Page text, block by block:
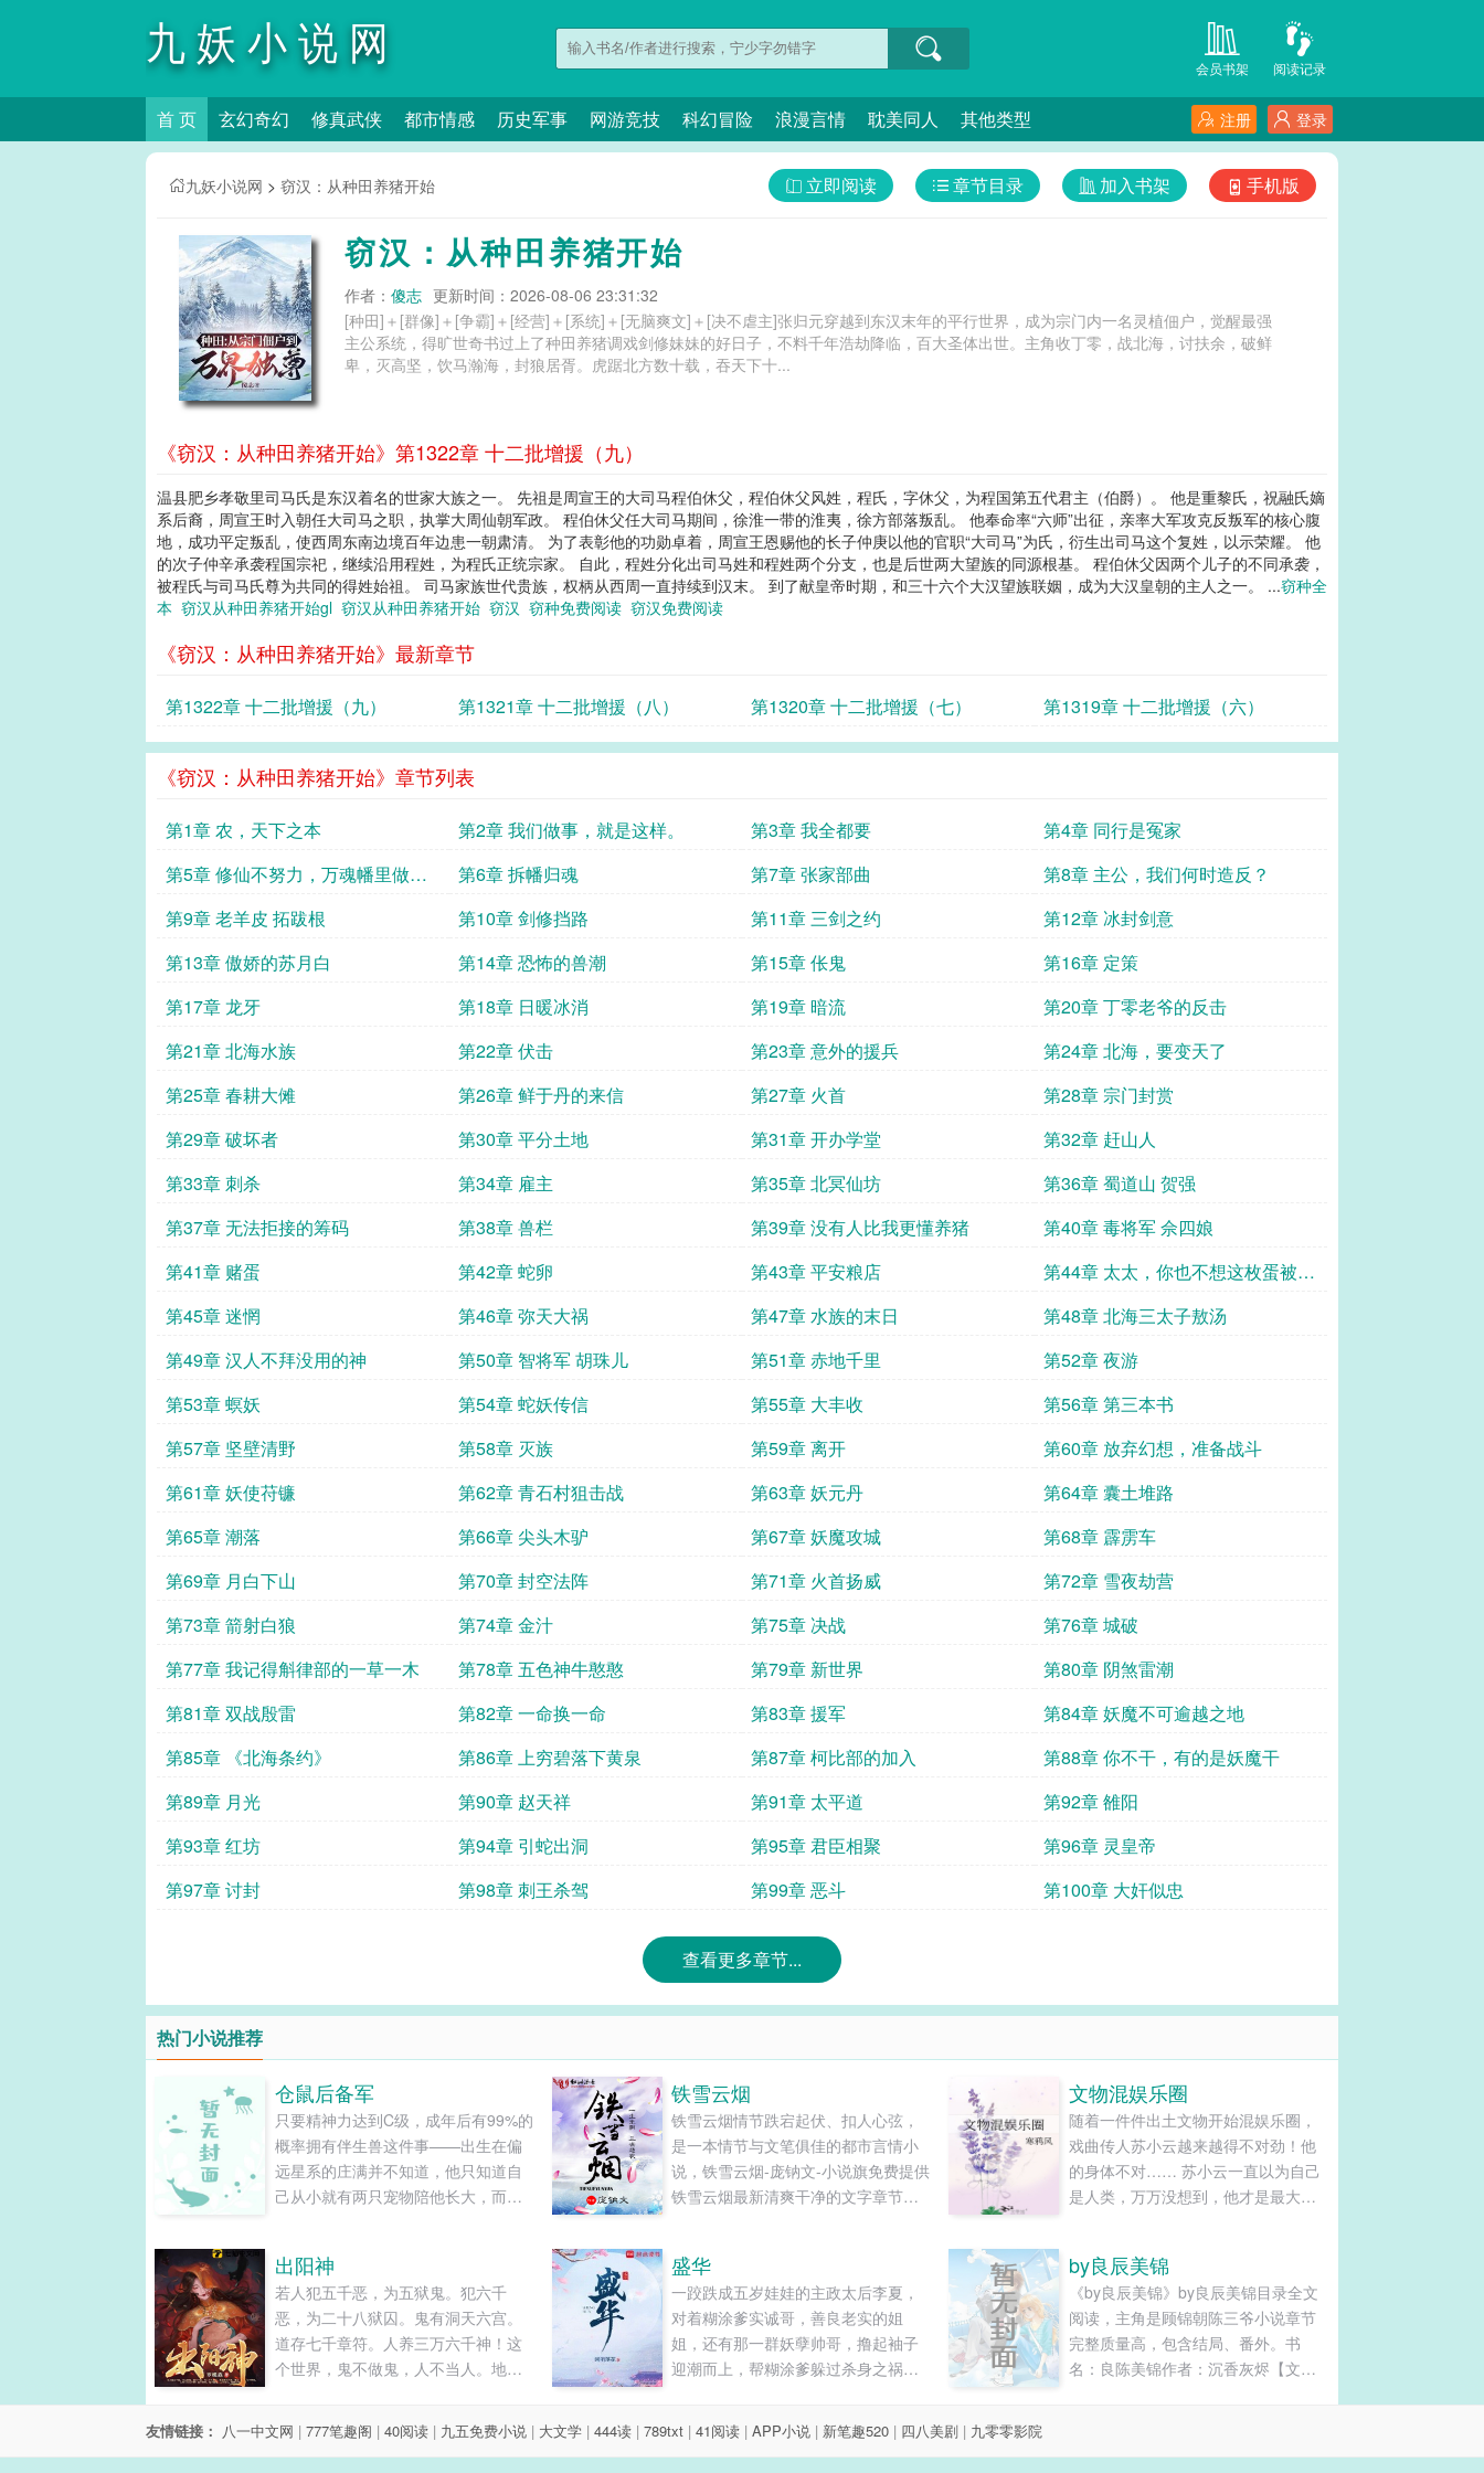
九妖小说网 阅读记录
会员书架
首 页 玄幻奇幻 修真武侠 都市情感 历史军事 网游竞技 科幻冒险 浪漫言情 耽美同人 其他类型 登录
注册
九妖小说网 > 窃汉：从种田养猪开始 手机版
加入书架
章节目录
立即阅读
窃汉：从种田养猪开始
作者： 傻志 更新时间：2026-08-06 23:31:32
[种田]＋[群像]＋[争霸]＋[经营]＋[系统]＋[无脑爽文]＋[决不虐主]张归元穿越到东汉末年的平行世界，成为宗门内一名灵植佃户，觉醒最强
主公系统，得旷世奇书过上了种田养猪调戏剑修妹妹的好日子，不料千年浩劫降临，百大圣体出世。主角收丁零，战北海，讨扶余，破鲜
卑，灭高坚，饮马瀚海，封狼居胥。虎踞北方数十载，吞天下十...
《窃汉：从种田养猪开始》第1322章 十二批增援（九）
温县肥乡孝敬里司马氏是东汉着名的世家大族之一。 先祖是周宣王的大司马程伯休父，程伯休父风姓，程氏，字休父，为程国第五代君主（伯爵）。 他是重黎氏，祝融氏嫡
系后裔，周宣王时入朝任大司马之职，执掌大周仙朝军政。 程伯休父任大司马期间，徐淮一带的淮夷，徐方部落叛乱。 他奉命率“六师”出征，亲率大军攻克反叛军的核心腹
地，成功平定叛乱，使西周东南边境百年边患一朝肃清。 为了表彰他的功勋卓着，周宣王恩赐他的长子仲庚以他的官职“大司马”为氏，衍生出司马这个复姓，以示荣耀。 他
的次子仲辛承袭程国宗祀，继续沿用程姓，为程氏正统宗家。 自此，程姓分化出司马姓和程姓两个分支，也是后世两大望族的同源根基。 程伯休父因两个儿子的不同承袭，
被程氏与司马氏尊为共同的得姓始祖。 司马家族世代贵族，权柄从西周一直持续到汉末。 到了献皇帝时期，和三十六个大汉望族联姻，成为大汉皇朝的主人之一。 ...窃种全
本 窃汉从种田养猪开始gl 窃汉从种田养猪开始 窃汉 窃种免费阅读 窃汉免费阅读
《窃汉：从种田养猪开始》最新章节
第1322章 十二批增援（九） 第1321章 十二批增援（八） 第1320章 十二批增援（七） 第1319章 十二批增援（六）
《窃汉：从种田养猪开始》章节列表
第1章 农，天下之本 第2章 我们做事，就是这样。 第3章 我全都要
第4章 同行是冤家
第5章 修仙不努力，万魂幡里做兄
弟
第6章 拆幡归魂 第7章 张家部曲
第8章 主公，我们何时造反？
第9章 老羊皮 拓跋根
第10章 剑修挡路 第11章 三剑之约
第12章 冰封剑意
第13章 傲娇的苏月白
第14章 恐怖的兽潮 第15章 伥鬼
第16章 定策
第17章 龙牙
第18章 日暖冰消 第19章 暗流
第20章 丁零老爷的反击
第21章 北海水族
第22章 伏击 第23章 意外的援兵
第24章 北海，要变天了
第25章 春耕大傩
第26章 鲜于丹的来信 第27章 火首
第28章 宗门封赏
第29章 破坏者
第30章 平分土地 第31章 开办学堂
第32章 赶山人
第33章 刺杀
第34章 雇主 第35章 北冥仙坊
第36章 蜀道山 贺强
第37章 无法拒接的筹码
第38章 兽栏 第39章 没有人比我更懂养猪
第40章 毒将军 佘四娘
第41章 赌蛋
第42章 蛇卵 第43章 平安粮店
第44章 太太，你也不想这枚蛋被打
碎吧？
第45章 迷惘 第46章 弥天大祸 第47章 水族的末日
第48章 北海三太子敖汤
第49章 汉人不拜没用的神
第50章 智将军 胡珠儿 第51章 赤地千里
第52章 夜游
第53章 螟妖
第54章 蛇妖传信 第55章 大丰收
第56章 第三本书
第57章 坚壁清野
第58章 灭族 第59章 离开
第60章 放弃幻想，准备战斗
第61章 妖使苻镰
第62章 青石村狙击战 第63章 妖元丹
第64章 囊土堆路
第65章 潮落
第66章 尖头木驴 第67章 妖魔攻城
第68章 霹雳车
第69章 月白下山
第70章 封空法阵 第71章 火首扬威
第72章 雪夜劫营
第73章 箭射白狼
第74章 金汁 第75章 决战
第76章 城破
第77章 我记得斛律部的一草一木
第78章 五色神牛憨憨 第79章 新世界
第80章 阴煞雷潮
第81章 双战殷雷
第82章 一命换一命 第83章 援军
第84章 妖魔不可逾越之地
第85章 《北海条约》
第86章 上穷碧落下黄泉 第87章 柯比部的加入
第88章 你不干，有的是妖魔干
第89章 月光
第90章 赵天祥 第91章 太平道
第92章 雒阳
第93章 红坊
第94章 引蛇出洞 第95章 君臣相聚
第96章 灵皇帝
第97章 讨封
第98章 刺王杀驾 第99章 恶斗 第100章 大奸似忠
查看更多章节...
热门小说推荐
仓鼠后备军
只要精神力达到C级，成年后有99%的
概率拥有伴生兽这件事——出生在偏
远星系的庄满并不知道，他只知道自
己从小就有两只宠物陪他长大，而身
他让两只小宠物离开精神识海，跑回
宿舍藏着，所以检测结果出来，他是
一个精神力A级，但没有伴生兽的废
物。 拥有母星华国血脉的人，他们的
伴生兽与众不同，据说每一次出现，
满也不知道，他只知道自己母亲因为
铁雪云烟
铁雪云烟情节跌宕起伏、扣人心弦，
是一本情节与文笔俱佳的都市言情小
说，铁雪云烟-庞钠文-小说旗免费提供
铁雪云烟最新清爽干净的文字章节在
文物混娱乐圈
随着一件件出土文物开始混娱乐圈，
戏曲传人苏小云越来越得不对劲！他
的身体不对…… 苏小云一直以为自己
是人类，万万没想到，他才是最大的
里养一养。 苏小云：……（吓得掉头
就跑） 其他十二口棺材里的文物齐齐
喊：小云，我们也想保养一下…… 本
文又名《我和魔器有个约会》，1v1...
出阳神
若人犯五千恶，为五狱鬼。犯六千
恶，为二十八狱囚。鬼有洞天六宫。
道存七千章符。人养三万六千神！这
个世界，鬼不做鬼，人不当人。地狱
盛华
一跤跌成五岁娃娃的主政太后李夏，
对着糊涂爹实诚哥，善良老实的姐
姐，还有那一群妖孽帅哥，撸起袖子
迎潮而上，帮糊涂爹躲过杀身之祸，
到称心夫婿…… 再给自己寻个如意郎
君！...
by良辰美锦
《by良辰美锦》by良辰美锦目录全文
阅读，主角是顾锦朝陈三爷小说章节
完整质量高，包含结局、番外。书
名：良陈美锦作者：沉香灰烬【文
友情链接： 八一中文网 | 777笔趣阁 | 40阅读 | 九五免费小说 | 大文学 | 444读 | 789txt | 41阅读 | APP小说 | 新笔趣520 | 四八美剧 | 九零零影院